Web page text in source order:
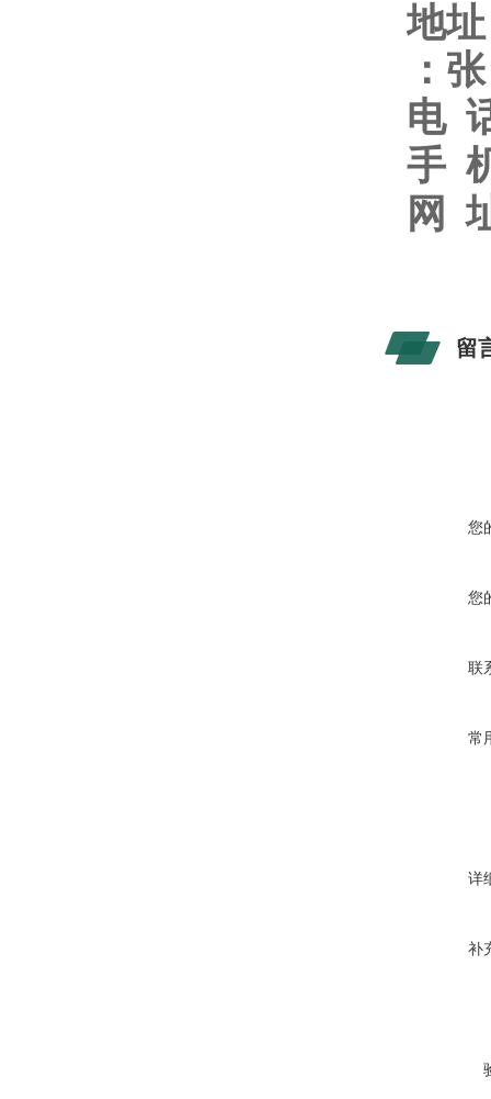
地
： 张
电
手
网
留
您
您
联
常
详
补